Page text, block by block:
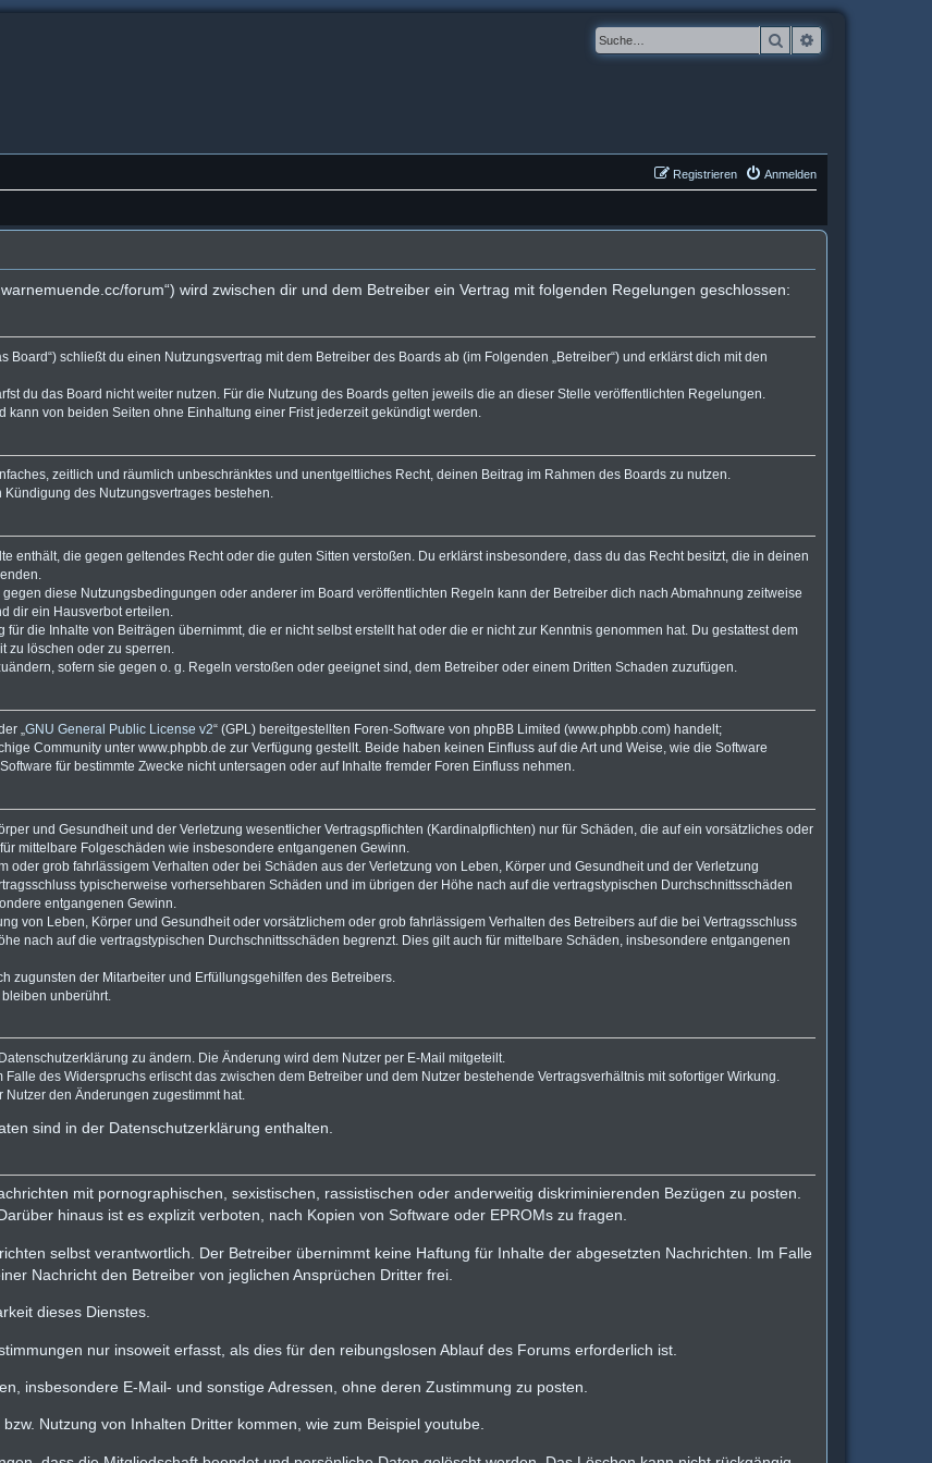
Suche
Anmelden
Registrieren
forum“) wird zwischen dir und dem Betreiber ein Vertrag mit folgenden Regelungen geschlossen:
Board“) schließt du einen Nutzungsvertrag mit dem Betreiber des Boards ab (im Folgenden „Betreiber“) und erklärst dich mit den
du das Board nicht weiter nutzen. Für die Nutzung des Boards gelten jeweils die an dieser Stelle veröffentlichten Regelungen.
kann von beiden Seiten ohne Einhaltung einer Frist jederzeit gekündigt werden.
zeitlich und räumlich unbeschränktes und unentgeltliches Recht, deinen Beitrag im Rahmen des Boards zu nutzen.
des Nutzungsvertrages bestehen.
enthält, die gegen geltendes Recht oder die guten Sitten verstoßen. Du erklärst insbesondere, dass du das Recht besitzt, die in deinen
diese Nutzungsbedingungen oder anderer im Board veröffentlichten Regeln kann der Betreiber dich nach Abmahnung zeitweise
dir ein Hausverbot erteilen.
die Inhalte von Beiträgen übernimmt, die er nicht selbst erstellt hat oder die er nicht zur Kenntnis genommen hat. Du gestattest dem
zu löschen oder zu sperren.
sofern sie gegen o. g. Regeln verstoßen oder geeignet sind, dem Betreiber oder einem Dritten Schaden zuzufügen.
„GNU General Public License v2“ (GPL) bereitgestellten Foren-Software von phpBB Limited (www.phpbb.com) handelt;
Community unter www.phpbb.de zur Verfügung gestellt. Beide haben keinen Einfluss auf die Art und Weise, wie die Software
für bestimmte Zwecke nicht untersagen oder auf Inhalte fremder Foren Einfluss nehmen.
und Gesundheit und der Verletzung wesentlicher Vertragspflichten (Kardinalpflichten) nur für Schäden, die auf ein vorsätzliches oder
mittelbare Folgeschäden wie insbesondere entgangenen Gewinn.
oder grob fahrlässigem Verhalten oder bei Schäden aus der Verletzung von Leben, Körper und Gesundheit und der Verletzung
typischerweise vorhersehbaren Schäden und im übrigen der Höhe nach auf die vertragstypischen Durchschnittsschäden
entgangenen Gewinn.
von Leben, Körper und Gesundheit oder vorsätzlichem oder grob fahrlässigem Verhalten des Betreibers auf die bei Vertragsschluss
nach auf die vertragstypischen Durchschnittsschäden begrenzt. Dies gilt auch für mittelbare Schäden, insbesondere entgangenen
zugunsten der Mitarbeiter und Erfüllungsgehilfen des Betreibers.
unberührt.
zu ändern. Die Änderung wird dem Nutzer per E-Mail mitgeteilt.
des Widerspruchs erlischt das zwischen dem Betreiber und dem Nutzer bestehende Vertragsverhältnis mit sofortiger Wirkung.
den Änderungen zugestimmt hat.
sind in der Datenschutzerklärung enthalten.
mit pornographischen, sexistischen, rassistischen oder anderweitig diskriminierenden Bezügen zu posten.
hinaus ist es explizit verboten, nach Kopien von Software oder EPROMs zu fragen.
selbst verantwortlich. Der Betreiber übernimmt keine Haftung für Inhalte der abgesetzten Nachrichten. Im Falle
Nachricht den Betreiber von jeglichen Ansprüchen Dritter frei.
dieses Dienstes.
nur insoweit erfasst, als dies für den reibungslosen Ablauf des Forums erforderlich ist.
insbesondere E-Mail- und sonstige Adressen, ohne deren Zustimmung zu posten.
Nutzung von Inhalten Dritter kommen, wie zum Beispiel youtube.